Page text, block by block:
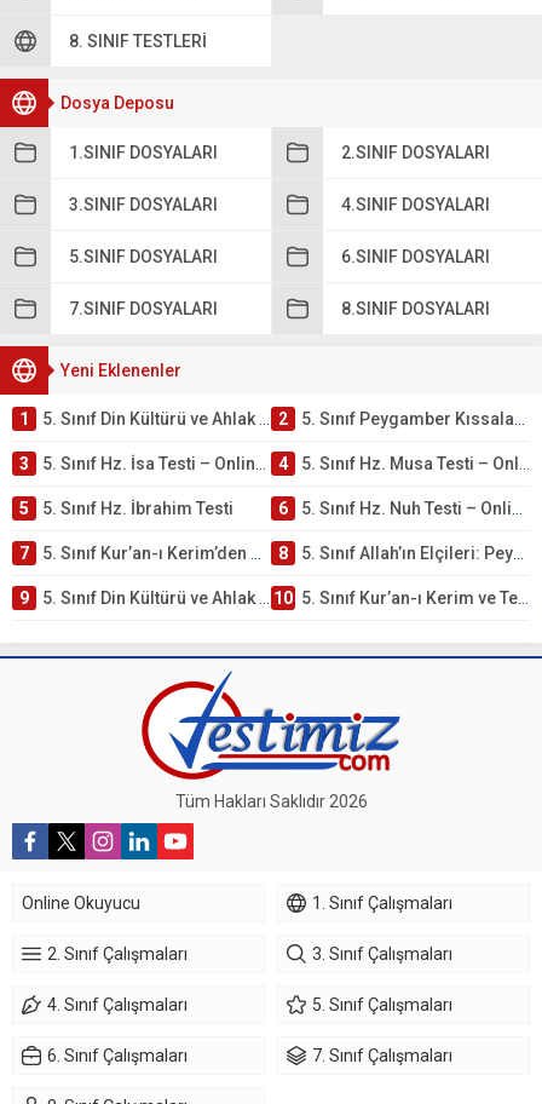
8. SINIF TESTLERI
Dosya Deposu
1.SINIF DOSYALARI 2.SINIF DOSYALARI
3.SINIF DOSYALARI 4.SINIF DOSYALARI
5.SINIF DOSYALARI 6.SINIF DOSYALARI
7.SINIF DOSYALARI 8.SINIF DOSYALARI
Yeni Eklenenler
1 5. Sınıf Din Kültürü ve Ahlak Bilgisi 4. Ünite: Peygamber Kıssaları Çalışmaları 2 5. Sınıf Peygamber Kıssaları Ünite Testi – Online Çöz
3 5. Sınıf Hz. İsa Testi – Online Çöz 4 5. Sınıf Hz. Musa Testi – Online Çöz
5 5. Sınıf Hz. İbrahim Testi 6 5. Sınıf Hz. Nuh Testi – Online Çöz
7 5. Sınıf Kur’an-ı Kerim’den Öğütler – Peygamber Kıssaları Testi – Online Çöz 8 5. Sınıf Allah’ın Elçileri: Peygamberler Testi – Online Çöz
9 5. Sınıf Din Kültürü ve Ahlak Bilgisi 3. Ünite: Kur’an-ı Kerim Çalışmaları 10 5. Sınıf Kur’an-ı Kerim ve Temel Özellikleri Testi – Online Çöz
Tüm Hakları Saklıdır 2026
Online Okuyucu 1. Sınıf Çalışmaları
2. Sınıf Çalışmaları 3. Sınıf Çalışmaları
4. Sınıf Çalışmaları 5. Sınıf Çalışmaları
6. Sınıf Çalışmaları 7. Sınıf Çalışmaları